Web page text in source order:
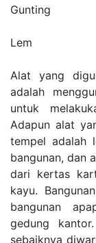
Gunting
Lem
Alat yang
adalah
untuk
Adapun alat
tempel adalah
bangunan, dan
dari kertas
kayu.
bangunan
gedung
sebaiknya